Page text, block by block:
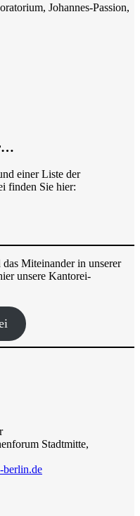
Johannes-Passion,
einer Liste der
finden Sie hier:
Miteinander in unserer
unsere Kantorei-
Stadtmitte,
berlin.de